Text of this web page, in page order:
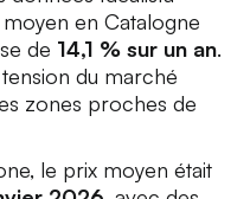
en Catalogne
de 14,1 % sur un an.
du marché
zones proches de
le prix moyen était